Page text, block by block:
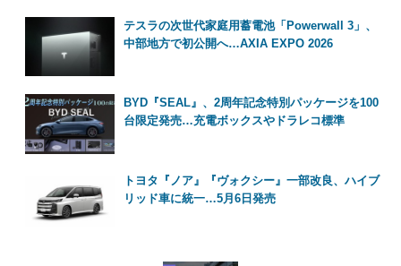
テスラの次世代家庭用蓄電池「Powerwall 3」、
中部地方で初公開へ…AXIA EXPO 2026
BYD『SEAL』、2周年記念特別パッケージを100
台限定発売…充電ボックスやドラレコ標準
トヨタ『ノア』『ヴォクシー』一部改良、ハイブ
リッド車に統一…5月6日発売